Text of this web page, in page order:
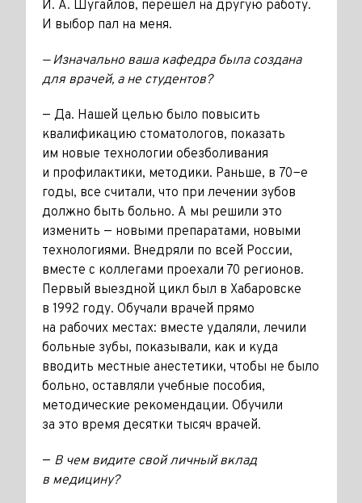
И. А. Шугайлов, перешел на другую работу.
И выбор пал на меня.
— Изначально ваша кафедра была создана
для врачей, а не студентов?
— Да. Нашей целью было повысить
квалификацию стоматологов, показать
им новые технологии обезболивания
и профилактики, методики. Раньше, в 70−е
годы, все считали, что при лечении зубов
должно быть больно. А мы решили это
изменить — новыми ­препаратами, новыми
технологиями. Внедряли по всей России,
вместе с коллегами проехали 70 регионов.
Первый выездной цикл был в Хабаровске
в 1992 году. Обучали врачей прямо
на рабочих местах: вместе удаляли, лечили
больные зубы, показывали, как и куда
вводить местные анестетики, чтобы не было
больно, оставляли учебные пособия,
методические рекомендации. Обучили
за это время десятки тысяч врачей.
— В чем видите свой личный вклад
в медицину?